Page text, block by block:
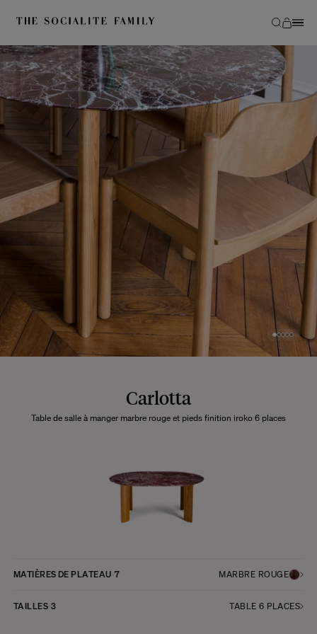
Carlotta
Table de salle à manger marbre rouge et pieds finition iroko 6 places
MATIÈRES DE PLATEAU 7 MARBRE ROUGE
TAILLES 3 TABLE 6 PLACES